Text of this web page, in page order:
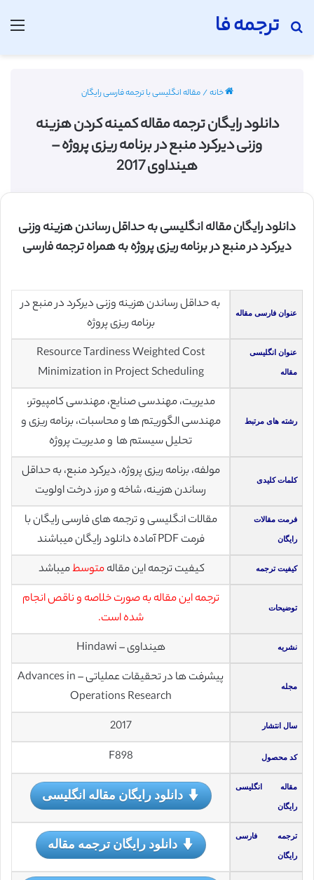
ترجمه فا
جستجو برای
خانه/مقاله انگلیسی با ترجمه فارسی رایگان
دانلود رایگان ترجمه مقاله کمینه کردن هزینه
وزنی دیرکرد منبع در برنامه ریزی پروژه –
هینداوی 2017
دانلود رایگان مقاله انگلیسی به حداقل رساندن هزینه وزنی
دیرکرد در منبع در برنامه ریزی پروژه به همراه ترجمه فارسی
عنوان فارسی مقاله
به حداقل رساندن هزینه وزنی دیرکرد در منبع در
برنامه ریزی پروژه
عنوان انگلیسی
مقاله
Resource Tardiness Weighted Cost
Minimization in Project Scheduling
رشته های مرتبط
مدیریت، مهندسی صنایع، مهندسی کامپیوتر،
مهندسی الگوریتم ها و محاسبات، برنامه ریزی و
تحلیل سیستم ها و مدیریت پروژه
کلمات کلیدی
مولفه، برنامه ریزی پروژه، دیرکرد منبع، به حداقل
رساندن هزینه، شاخه و مرز، درخت اولویت
فرمت مقالات
رایگان
مقالات انگلیسی و ترجمه های فارسی رایگان با
فرمت PDF آماده دانلود رایگان میباشند
کیفیت ترجمه کیفیت ترجمه این مقالهمتوسطمیباشد
توضیحات
ترجمه این مقاله به صورت خلاصه و ناقص انجام
شده است.
نشریه هینداوی – Hindawi
مجله
پیشرفت ها در تحقیقات عملیاتی – Advances in
Operations Research
سال انتشار 2017
کد محصول F898
مقاله انگلیسی
رایگان
دانلود رایگان مقاله انگلیسی
ترجمه فارسی
رایگان
دانلود رایگان ترجمه مقاله